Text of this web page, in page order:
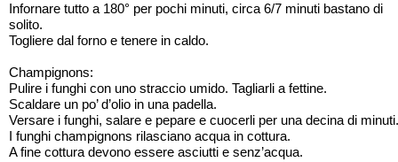
Infornare tutto a 180° per pochi minuti, circa 6/7 minuti bastano di
solito.
Togliere dal forno e tenere in caldo.
Champignons:
Pulire i funghi con uno straccio umido. Tagliarli a fettine.
Scaldare un po’ d’olio in una padella.
Versare i funghi, salare e pepare e cuocerli per una decina di minuti.
I funghi champignons rilasciano acqua in cottura.
A fine cottura devono essere asciutti e senz’acqua.